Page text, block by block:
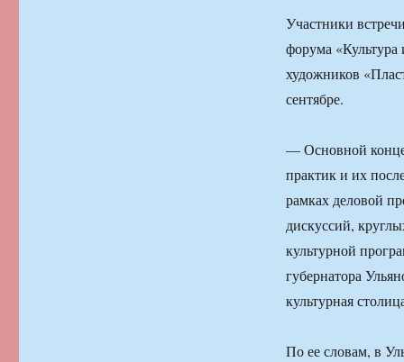
Участники
форума
художников
сентябре.
— Основной
практик и их
рамках деловой
дискуссий,
культурной
губернатора
культурная
По ее словам, в